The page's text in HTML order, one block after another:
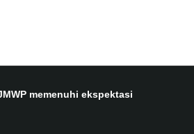
memenuhi ekspektasi